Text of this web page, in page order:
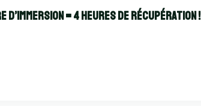
d’immersion = 4 heures de récupération !